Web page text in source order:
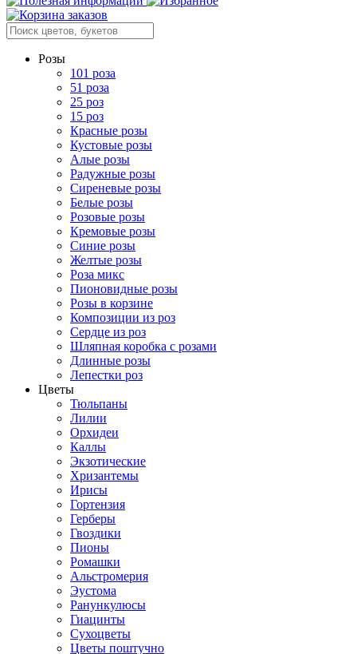
Розы
101 роза
51 роза
25 роз
15 роз
Красные розы
Кустовые розы
Алые розы
Радужные розы
Сиреневые розы
Белые розы
Розовые розы
Кремовые розы
Синие розы
Желтые розы
Роза микс
Пионовидные розы
Розы в корзине
Композиции из роз
Сердце из роз
Шляпная коробка с розами
Длинные розы
Лепестки роз
Цветы
Тюльпаны
Лилии
Орхидеи
Каллы
Экзотические
Хризантемы
Ирисы
Гортензия
Герберы
Гвоздики
Пионы
Ромашки
Альстромерия
Эустома
Ранункулюсы
Гиацинты
Сухоцветы
Цветы поштучно